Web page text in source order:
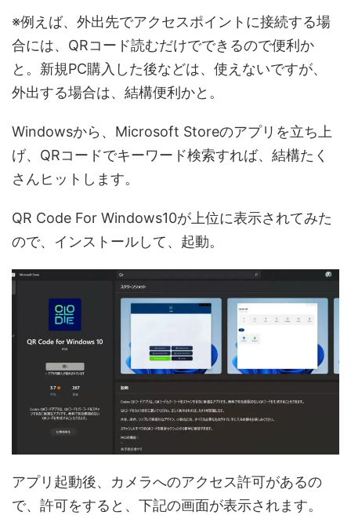
※例えば、外出先でアクセスポイントに接続する場
合には、QRコード読むだけでできるので便利か
と。新規PC購入した後などは、使えないですが、
外出する場合は、結構便利かと。
Windowsから、Microsoft Storeのアプリを立ち上
げ、QRコードでキーワード検索すれば、結構たく
さんヒットします。
QR Code For Windows10が上位に表示されてみた
ので、インストールして、起動。
アプリ起動後、カメラへのアクセス許可があるの
で、許可をすると、下記の画面が表示されます。